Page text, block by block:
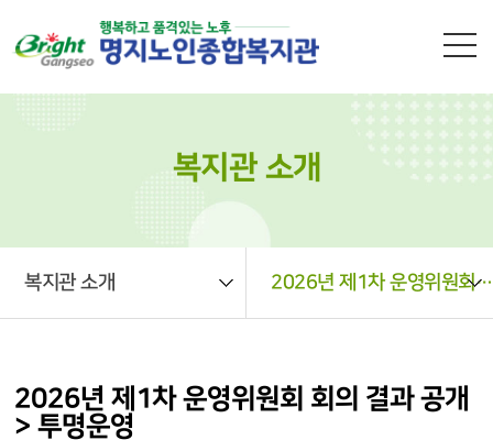
복지관 소개
복지관 소개 2026년 제1차 운영위원회 회의 결과 공개 > 투명운영
2026년 제1차 운영위원회 회의 결과 공개
> 투명운영